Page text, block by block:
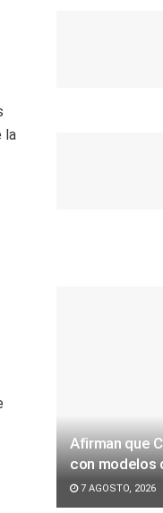
la
Afirman que
con modelos
7 AGOSTO, 2026